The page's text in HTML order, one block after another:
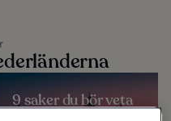
9 saker du bör veta